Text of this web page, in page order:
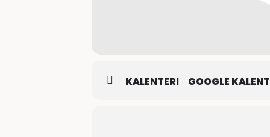
KALENTERI GOOGLE